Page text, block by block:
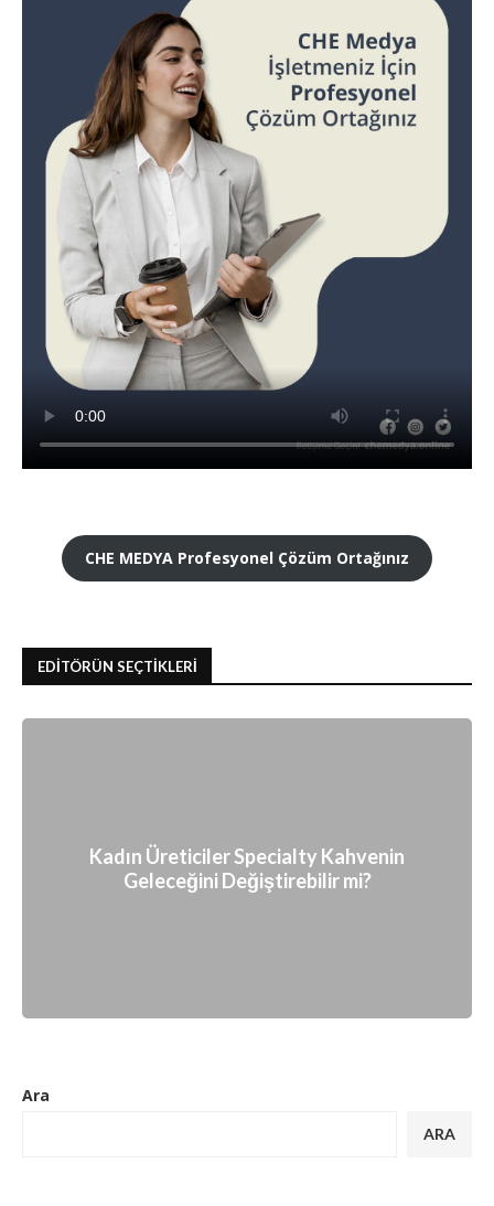
CHE MEDYA Profesyonel Çözüm Ortağınız
EDİTÖRÜN SEÇTİKLERİ
Kadın Üreticiler Specialty Kahvenin
Geleceğini Değiştirebilir mi?
Ara
ARA